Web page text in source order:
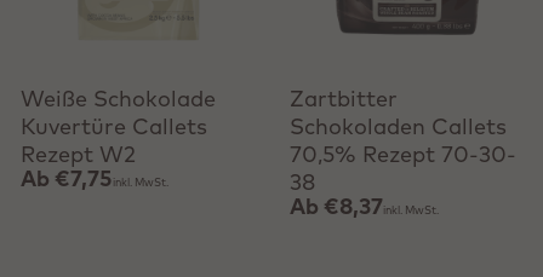
Weiße Schokolade
Kuvertüre Callets
Rezept W2
Ab €7,75 inkl. MwSt.
Produkt anzeigen
Zartbitter
Schokoladen Callets
70,5% Rezept 70-30-
38
Ab €8,37inkl. MwSt.